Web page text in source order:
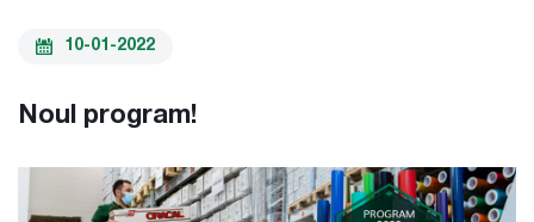
10-01-2022
Noul program!